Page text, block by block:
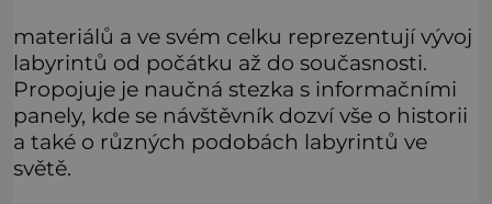
materiálů a ve svém celku reprezentují vývoj
labyrintů od počátku až do současnosti.
Propojuje je naučná stezka s informačními
panely, kde se návštěvník dozví vše o historii
a také o různých podobách labyrintů ve
světě.